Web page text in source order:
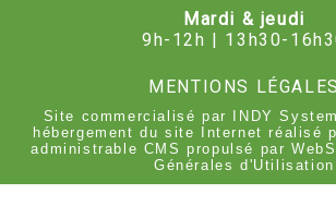
Mardi & jeudi
9h-12h | 13h30-
MENTIONS LÉGALES
Site commercialisé par INDY System
hébergement du site Internet réalisé
administrable CMS propulsé par
Générales d'Utilisation